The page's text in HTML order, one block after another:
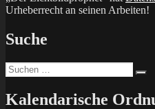
Urheberrecht an seinen Arbeiten!
Suche
Suchen
nach:
Kalendarische